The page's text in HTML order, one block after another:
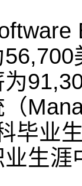
毕业
生